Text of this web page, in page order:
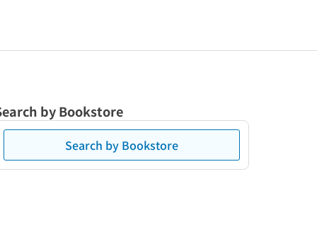
by Bookstore
Search by Bookstore